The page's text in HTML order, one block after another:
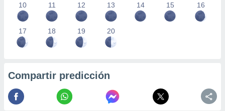
10 11 12 13 14 15 16
17 18 19 20
Compartir predicción